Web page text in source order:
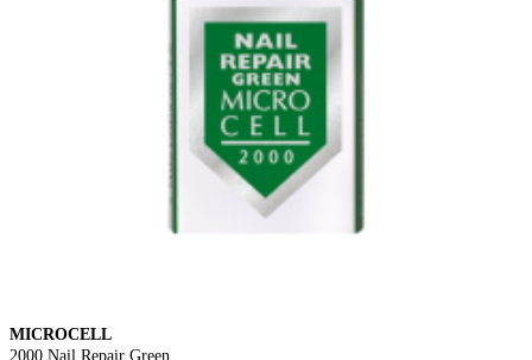
MICROCELL
2000 Nail Repair Green